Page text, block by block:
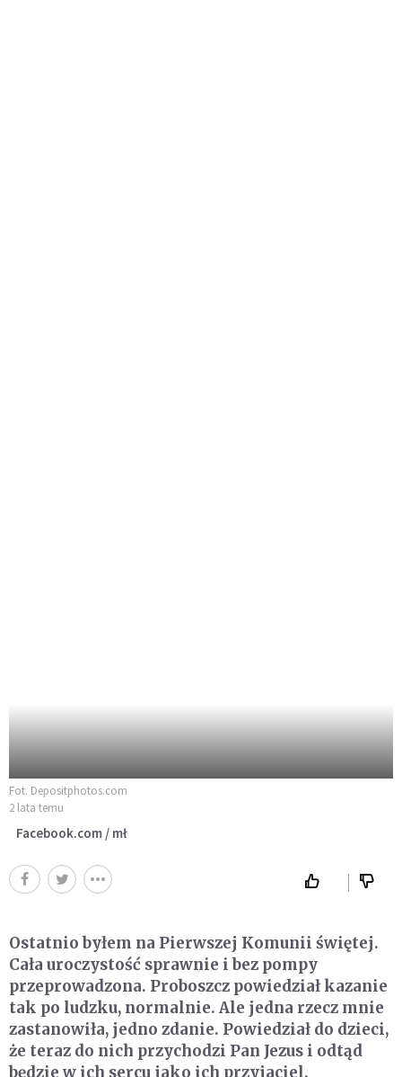
Fot. Depositphotos.com
2 lata temu
Facebook.com / mł
Ostatnio byłem na Pierwszej Komunii świętej.
Cała uroczystość sprawnie i bez pompy
przeprowadzona. Proboszcz powiedział kazanie
tak po ludzku, normalnie. Ale jedna rzecz mnie
zastanowiła, jedno zdanie. Powiedział do dzieci,
że teraz do nich przychodzi Pan Jezus i odtąd
będzie w ich sercu jako ich przyjaciel.